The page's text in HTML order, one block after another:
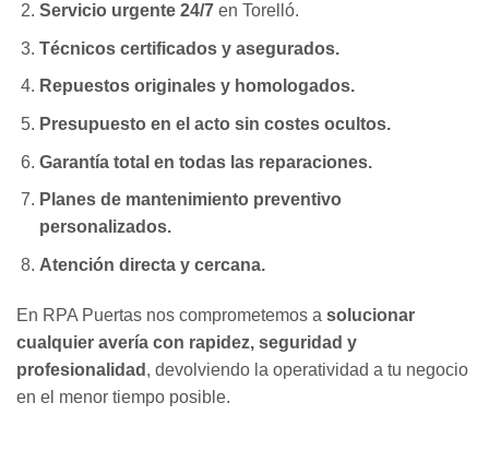
Servicio urgente 24/7en Torelló.
Técnicos certificados y asegurados.
Repuestos originales y homologados.
Presupuesto en el acto sin costes ocultos.
Garantía total en todas las reparaciones.
Planes de mantenimiento preventivo
personalizados.
Atención directa y cercana.
En RPA Puertas nos comprometemos a solucionar
cualquier avería con rapidez, seguridad y
profesionalidad , devolviendo la operatividad a tu negocio
en el menor tiempo posible.